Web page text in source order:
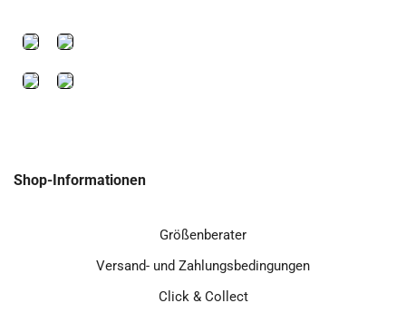
Shop-Informationen
Größenberater
Versand- und Zahlungsbedingungen
Click & Collect